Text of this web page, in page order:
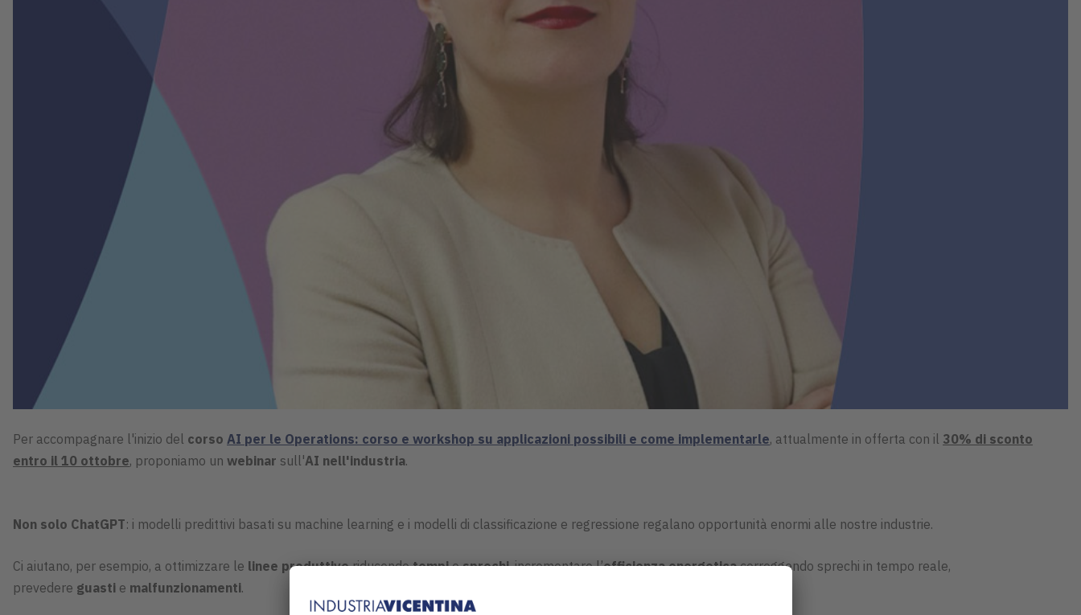
Per accompagnare l'inizio del corso AI per le Operations: corso e workshop su applicazioni possibili e come implementarle, attualmente in offerta con il 30% di sconto
entro il 10 ottobre, proponiamo un webinar sull'AI nell'industria.
Non solo ChatGPT: i modelli predittivi basati su machine learning e i modelli di classificazione e regressione regalano opportunità enormi alle nostre industrie.
Ci aiutano, per esempio, a ottimizzare le linee produttiveriducendotempiesprechi, incrementare l’efficienza energeticacorreggendo sprechi in tempo reale,
prevedere guasti e malfunzionamenti.